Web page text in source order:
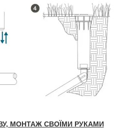
МОНТАЖ СВОЇМИ РУКАМИ